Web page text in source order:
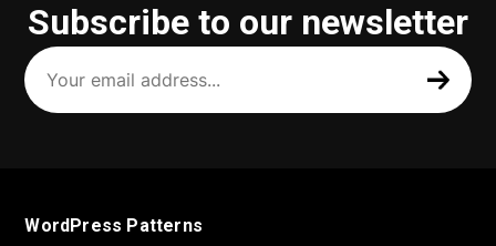
Subscribe to our newsletter
Your
email
address
(Required)
WordPress Patterns